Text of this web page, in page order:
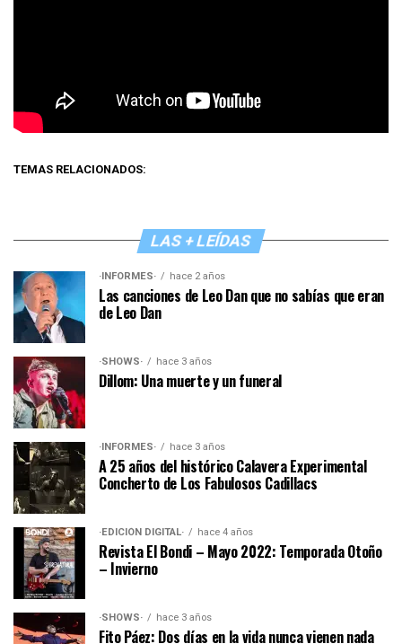
TEMAS RELACIONADOS:
LAS + LEÍDAS
·INFORMES· hace 2 años
Las canciones de Leo Dan que no sabías que eran
de Leo Dan
·SHOWS· hace 3 años
Dillom: Una muerte y un funeral
·INFORMES· hace 3 años
A 25 años del histórico Calavera Experimental
Concherto de Los Fabulosos Cadillacs
·EDICIÓN DIGITAL· hace 4 años
Revista El Bondi – Mayo 2022: Temporada Otoño
– Invierno
·SHOWS· hace 3 años
Fito Páez: Dos días en la vida nunca vienen nada